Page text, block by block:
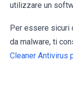
utilizzare un
Per essere sicuri
da malware, ti
Cleaner Antivirus